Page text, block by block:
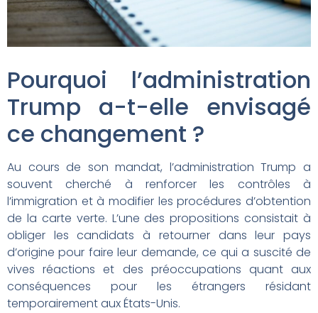
Pourquoi l’administration
Trump a-t-elle envisagé
ce changement ?
Au cours de son mandat, l’administration Trump a
souvent cherché à renforcer les contrôles à
l’immigration et à modifier les procédures d’obtention
de la carte verte. L’une des propositions consistait à
obliger les candidats à retourner dans leur pays
d’origine pour faire leur demande, ce qui a suscité de
vives réactions et des préoccupations quant aux
conséquences pour les étrangers résidant
temporairement aux États-Unis.